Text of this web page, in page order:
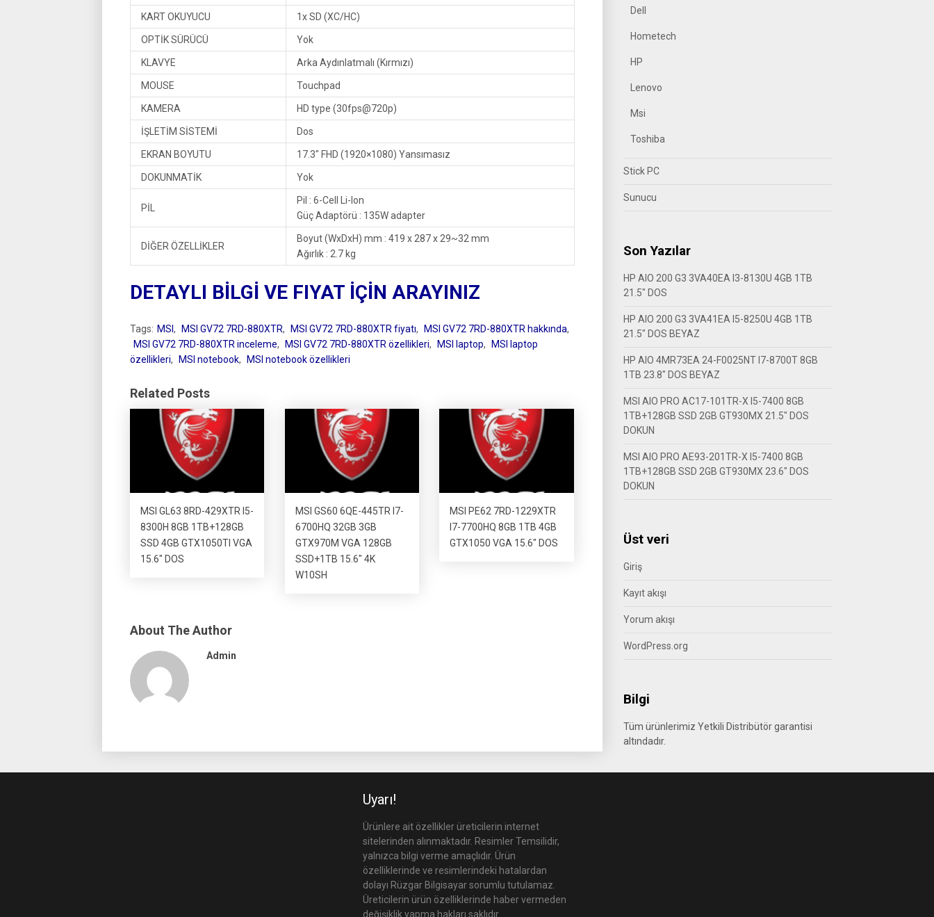
KART OKUYUCU 1x SD (XC/HC)
OPTİK SÜRÜCÜ Yok
KLAVYE Arka Aydınlatmalı (Kırmızı)
MOUSE Touchpad
KAMERA HD type (30fps@720p)
İŞLETİM SİSTEMİ Dos
EKRAN BOYUTU 17.3″ FHD (1920×1080) Yansımasız
DOKUNMATİK Yok
PİL
Pil : 6-Cell Li-Ion
Güç Adaptörü : 135W adapter
DİĞER ÖZELLİKLER
Boyut (WxDxH) mm : 419 x 287 x 29~32 mm
Ağırlık : 2.7 kg
DETAYLI BİLGİ VE FIYAT İÇİN ARAYINIZ
Tags: MSI , MSI GV72 7RD-880XTR, MSI GV72 7RD-880XTR fiyatı, MSI GV72 7RD-880XTR hakkında,
MSI GV72 7RD-880XTR inceleme, MSI GV72 7RD-880XTR özellikleri, MSI laptop,
MSI laptop
özellikleri, MSI notebook, MSI notebook özellikleri
Related Posts
MSI GL63 8RD-429XTR I5-
8300H 8GB 1TB+128GB
SSD 4GB GTX1050TI VGA
15.6″ DOS
MSI GS60 6QE-445TR I7-
6700HQ 32GB 3GB
GTX970M VGA 128GB
SSD+1TB 15.6″ 4K
W10SH
MSI PE62 7RD-1229XTR
I7-7700HQ 8GB 1TB 4GB
GTX1050 VGA 15.6″ DOS
About The Author
Admin
Dell
Hometech
HP
Lenovo
Msi
Toshiba
Stick PC
Sunucu
Son Yazılar
HP AIO 200 G3 3VA40EA I3-8130U 4GB 1TB
21.5″ DOS
HP AIO 200 G3 3VA41EA I5-8250U 4GB 1TB
21.5″ DOS BEYAZ
HP AIO 4MR73EA 24-F0025NT I7-8700T 8GB
1TB 23.8″ DOS BEYAZ
MSI AIO PRO AC17-101TR-X I5-7400 8GB
1TB+128GB SSD 2GB GT930MX 21.5″ DOS
DOKUN
MSI AIO PRO AE93-201TR-X I5-7400 8GB
1TB+128GB SSD 2GB GT930MX 23.6″ DOS
DOKUN
Üst veri
Giriş
Kayıt akışı
Yorum akışı
WordPress.org
Bilgi
Tüm ürünlerimiz Yetkili Distribütör garantisi
altındadır.
Uyarı!
Ürünlere ait özellikler üreticilerin internet
sitelerinden alınmaktadır. Resimler Temsilidir,
yalnızca bilgi verme amaçlıdır. Ürün
özelliklerinde ve resimlerindeki hatalardan
dolayı Rüzgar Bilgisayar sorumlu tutulamaz.
Üreticilerin ürün özelliklerinde haber vermeden
değişiklik yapma hakları saklıdır.